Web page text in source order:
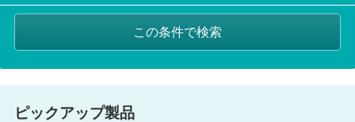
ピックアップ製品